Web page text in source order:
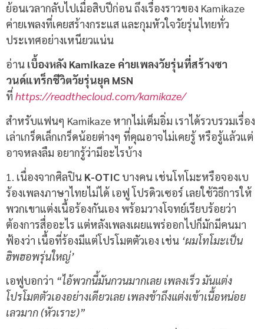
ย้อนเวลากลับไปเมื่อสิบปีก่อน ถึงเรื่องราวของ Kamikaze
ค่ายเพลงที่เคยสร้างกระแส และกุมหัวใจวัยรุ่นไทยทั่ว
ประเทศอย่างเหนียวแน่น
อ่าน เบื้องหลัง Kamikaze ค่ายเพลงวัยรุ่นที่สร้างซา
วนด์แทร็กชีวิตวัยรุ่นยุค MSN
ที่ https://readthecloud.com/kamikaze/
สำหรับแฟนๆ Kamikaze หากไม่เต็มอิ่ม เราได้รวบรวมเรื่อง
เล่าเกร็ดเล็กเกร็ดน้อยต่างๆ ที่คุณอาจไม่เคยรู้ หรือรู้แล้วแต่
อาจหลงลืม อยากรู้ว่ามีอะไรบ้าง
1. เนื่องจากศิลปิน K-OTIC บางคน เช่นโทโมะหรือจองเบ
ร้องเพลงภาษาไทยไม่ได้ เอฟู โปรดิวเซอร์ เลยใช้วิธีการให้
พวกเขาแต่งเนื้อร้องกันเอง พร้อมวางโจทย์เรียบร้อยว่า
ต้องการสื่ออะไร แต่หลังเพลงเผยแพร่ออกไปก็มักมีคนมา
ฟ้องว่า เนื้อที่ร้องมีแต่โปรโมตตัวเอง เช่น ‘ผมโทโมะเป็น
ฮิพฮอพรุ่นใหญ่’
เอฟูบอกว่า “ไอ้พวกนี้มันกวนมากเลย เพลงเร็ว มันแต่ง
โปรโมตตัวเองอย่างเดียวเลย เพลงช้าถึงแต่งเข้าเนื้อหน่อย
เลวมาก (หัวเราะ)”